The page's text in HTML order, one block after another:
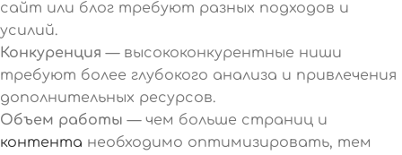
сайт или блог требуют разных подходов и
усилий.
Конкуренция — высококонкурентные ниши
требуют более глубокого анализа и привлечения
дополнительных ресурсов.
Объем работы — чем больше страниц и
контента необходимо оптимизировать, тем